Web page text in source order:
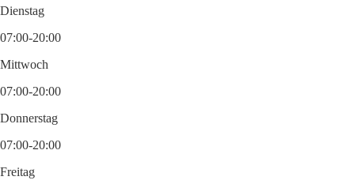
Dienstag
07:00-20:00
Mittwoch
07:00-20:00
Donnerstag
07:00-20:00
Freitag